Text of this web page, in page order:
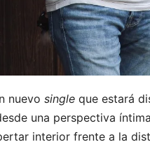
nuevo single que estará
una perspectiva
interior frente a la